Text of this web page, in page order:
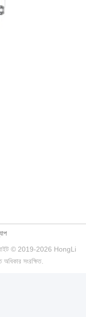
কপিরাইট © 2019-2026 HongLi
সংরক্ষিত.